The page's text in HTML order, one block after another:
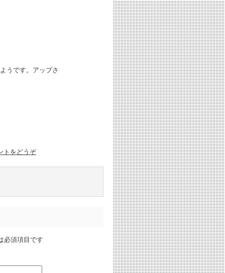
うです。アップさ
トをどうぞ
必須項目です